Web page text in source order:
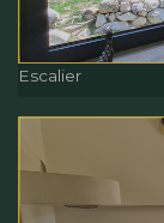
Escalier